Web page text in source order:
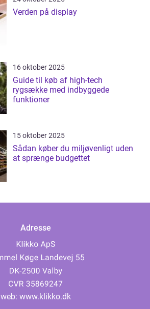
Verden på display
16 oktober 2025
Guide til køb af high-tech
rygsække med indbyggede
funktioner
15 oktober 2025
Sådan køber du miljøvenligt uden
at sprænge budgettet
Adresse
web: www.klikko.dk